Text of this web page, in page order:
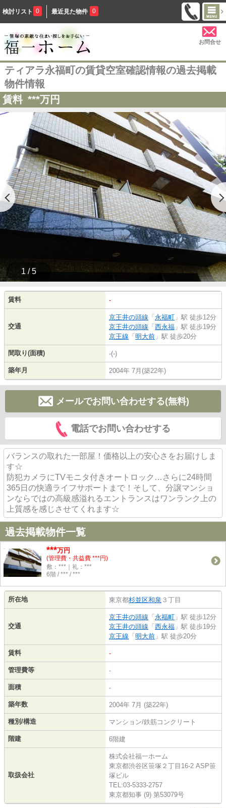
検討リスト 0 最近見た物件 0
お問合せ
ティアラ永福町の賃貸空室確認情報の過去掲載
物件情報
賃料 ***万円
1 / 5
賃料 -
交通
京王井の頭線 「 永福町 」駅 徒歩12分
京王井の頭線 「 西永福 」駅 徒歩19分
京王線 「 明大前 」駅 徒歩20分
間取り(面積) -(-)
築年月 2004年 7月(築22年)
メールでお問い合わせする(無料)
電話でお問い合わせする
バランスの取れた一部屋！価格以上の安心さをお届けしま
す☆
防犯カメラにTVモニタ付きオートロック…さらに24時間
365日の快適ライフサポートまで！そして、分譲マンショ
ンならではの高級感溢れるエントランスはワンランク上の
上質感を感じさせてくれます☆
過去掲載物件一覧
***万円
(管理費・共益費 ***円)
敷：***｜礼：***
6階 / *** / ***
所在地 東京都杉並区和泉 ３丁目
交通
京王井の頭線 「 永福町 」駅 徒歩12分
京王井の頭線 「 西永福 」駅 徒歩19分
京王線 「 明大前 」駅 徒歩20分
賃料 -
管理費等 -
面積 -
築年数 2004年 7月 (築22年)
種別/構造 マンション/鉄筋コンクリート
階建 6階建
取扱会社
株式会社福一ホーム
東京都渋谷区笹塚２丁目16-2 ASP笹
塚ビル
TEL:03-5333-2757
東京都知事 (9) 第53079号